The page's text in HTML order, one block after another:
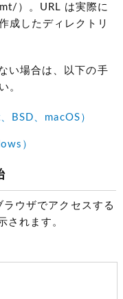
）。URL は実際に
成したディレクトリ
い場合は、以下の手
。
BSD、macOS）
）
ウザでアクセスする
されます。